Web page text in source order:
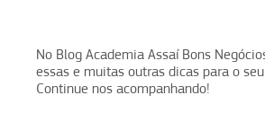
No Blog Academia Assaí Bons
essas e muitas outras dicas para o
Continue nos acompanhando!